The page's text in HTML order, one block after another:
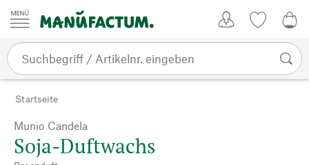
Zum Inhalt springen
Startseite
Munio Candela
Soja-Duftwachs